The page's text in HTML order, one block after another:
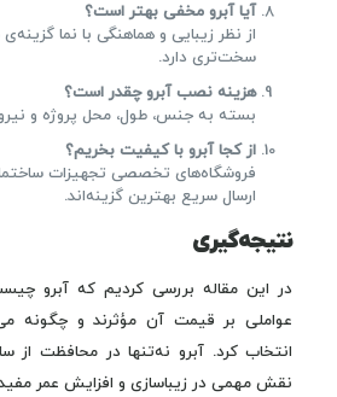
آیا آبرو مخفی بهتر است؟
از نظر زیبایی و هماهنگی با نما
سخت‌تری دارد.
هزینه نصب آبرو چقدر است؟
بسته به جنس، طول، محل پروژه و
از کجا آبرو با کیفیت بخریم؟
فروشگاه‌های تخصصی تجهیزات
ارسال سریع بهترین گزینه‌اند.
نتیجه‌گیری
در این مقاله بررسی کردیم که آبرو
عواملی بر قیمت آن مؤثرند و چگونه
انتخاب کرد. آبرو نه‌تنها در محافظت از
نقش مهمی در زیباسازی و افزایش عمر مفید